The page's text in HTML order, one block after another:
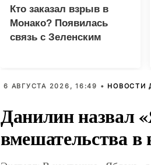
Кто заказал взрыв в
Монако? Появилась
связь с Зеленским
6 АВГУСТА 2026, 16:49 • НОВОСТИ
Данилин назвал
вмешательства